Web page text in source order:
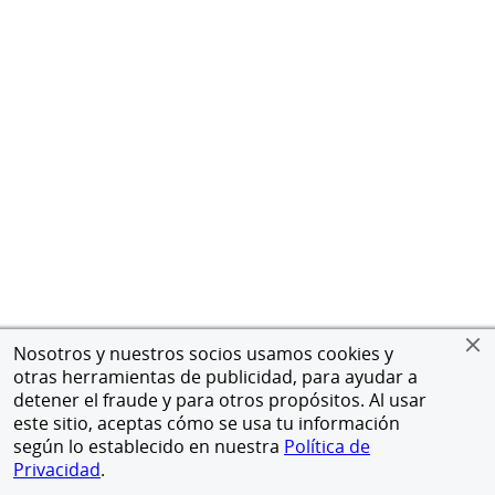
Nosotros y nuestros socios usamos cookies y
otras herramientas de publicidad, para ayudar a
detener el fraude y para otros propósitos. Al usar
este sitio, aceptas cómo se usa tu información
según lo establecido en nuestra Política de
Privacidad.